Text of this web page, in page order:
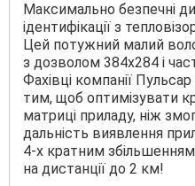
Максимально безпечні
ідентифікації з
Цей потужний малий
з дозволом 384х284 і
Фахівці компанії
тим, щоб оптимізувати
матриці приладу, ніж
дальність виявлення
4-х кратним
на дистанції до 2 км!